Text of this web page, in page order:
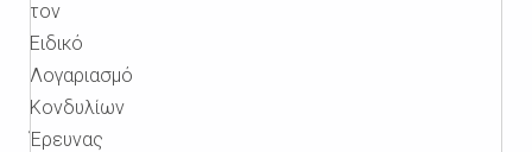
τον
Ειδικό
Λογαριασμό
Κονδυλίων
Έρευνας